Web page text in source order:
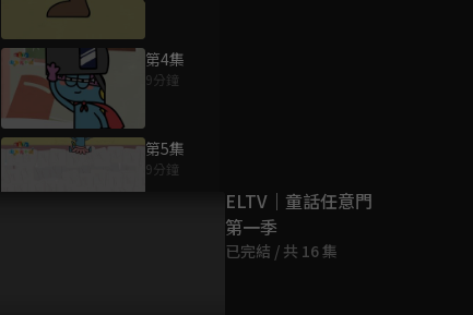
第4集
9分鐘
第5集
9分鐘
為您推薦
ELTV｜童話任意門
第一季
已完結 / 共 16 集